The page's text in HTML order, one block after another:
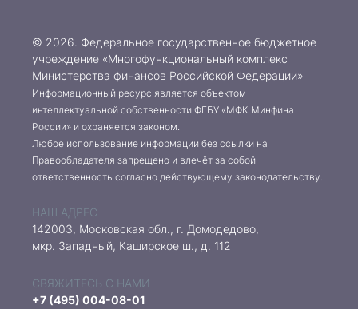
© 2026. Федеральное государственное бюджетное
учреждение «Многофункциональный комплекс
Министерства финансов Российской Федерации»
Информационный ресурс является объектом
интеллектуальной собственности ФГБУ «МФК Минфина
России» и охраняется законом.
Любое использование информации без ссылки на
Правообладателя запрещено и влечёт за собой
ответственность согласно действующему законодательству.
НАШ АДРЕС
142003, Московская обл., г. Домодедово,
мкр. Западный, Каширское ш., д. 112
СВЯЖИТЕСЬ С НАМИ
+7 (495) 004-08-01